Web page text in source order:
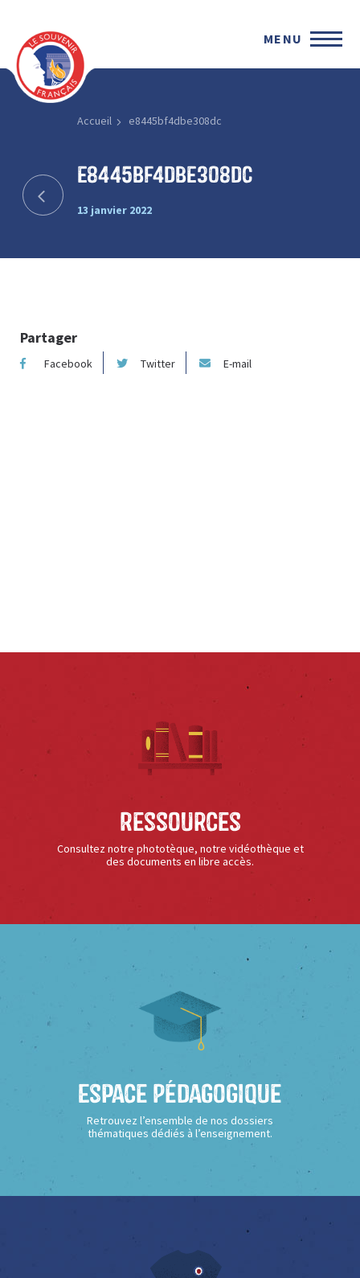
MENU
Accueil e8445bf4dbe308dc
e8445bf4dbe308dc
13 janvier 2022
Partager
Facebook Twitter E-mail
Ressources
Consultez notre phototèque, notre vidéothèque et
des documents en libre accès.
Espace Pédagogique
Retrouvez l’ensemble de nos dossiers
thématiques dédiés à l’enseignement.